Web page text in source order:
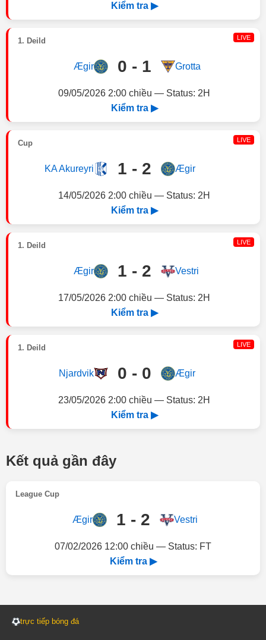
Kiểm tra ▶
1. Deild LIVE
Ægir 0 - 1 Grotta
09/05/2026 2:00 chiều — Status: 2H
Kiểm tra ▶
Cup LIVE
KA Akureyri 1 - 2 Ægir
14/05/2026 2:00 chiều — Status: 2H
Kiểm tra ▶
1. Deild LIVE
Ægir 1 - 2 Vestri
17/05/2026 2:00 chiều — Status: 2H
Kiểm tra ▶
1. Deild LIVE
Njardvik 0 - 0 Ægir
23/05/2026 2:00 chiều — Status: 2H
Kiểm tra ▶
Kết quả gần đây
League Cup
Ægir 1 - 2 Vestri
07/02/2026 12:00 chiều — Status: FT
Kiểm tra ▶
trực tiếp bóng đá